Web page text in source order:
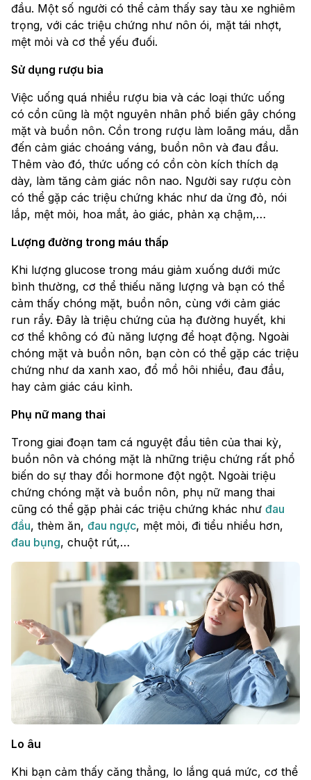
đầu. Một số người có thể cảm thấy say tàu xe nghiêm
trọng, với các triệu chứng như nôn ói, mặt tái nhợt,
mệt mỏi và cơ thể yếu đuối.
Sử dụng rượu bia
Việc uống quá nhiều rượu bia và các loại thức uống
có cồn cũng là một nguyên nhân phổ biến gây chóng
mặt và buồn nôn. Cồn trong rượu làm loãng máu, dẫn
đến cảm giác choáng váng, buồn nôn và đau đầu.
Thêm vào đó, thức uống có cồn còn kích thích dạ
dày, làm tăng cảm giác nôn nao. Người say rượu còn
có thể gặp các triệu chứng khác như da ửng đỏ, nói
lắp, mệt mỏi, hoa mắt, ảo giác, phản xạ chậm,…
Lượng đường trong máu thấp
Khi lượng glucose trong máu giảm xuống dưới mức
bình thường, cơ thể thiếu năng lượng và bạn có thể
cảm thấy chóng mặt, buồn nôn, cùng với cảm giác
run rẩy. Đây là triệu chứng của hạ đường huyết, khi
cơ thể không có đủ năng lượng để hoạt động. Ngoài
chóng mặt và buồn nôn, bạn còn có thể gặp các triệu
chứng như da xanh xao, đổ mồ hôi nhiều, đau đầu,
hay cảm giác cáu kỉnh.
Phụ nữ mang thai
Trong giai đoạn tam cá nguyệt đầu tiên của thai kỳ,
buồn nôn và chóng mặt là những triệu chứng rất phổ
biến do sự thay đổi hormone đột ngột. Ngoài triệu
chứng chóng mặt và buồn nôn, phụ nữ mang thai
cũng có thể gặp phải các triệu chứng khác như đau
đầu, thèm ăn, đau ngực, mệt mỏi, đi tiểu nhiều hơn,
đau bụng, chuột rút,…
Lo âu
Khi bạn cảm thấy căng thẳng, lo lắng quá mức, cơ thể